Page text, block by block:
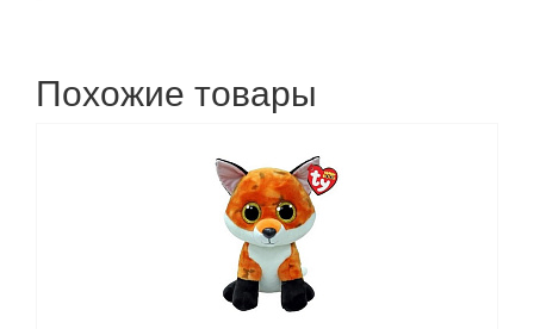
Похожие товары